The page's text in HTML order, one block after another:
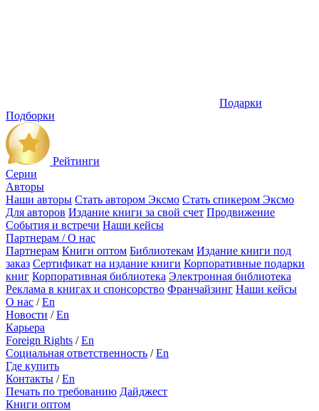
Подарки
Подборки
Рейтинги
Серии
Авторы
Наши авторы Стать автором Эксмо Стать спикером Эксмо
Для авторов Издание книги за свой счет Продвижение
События и встречи Наши кейсы
Партнерам / О нас
Партнерам Книги оптом Библиотекам Издание книги под
заказ Сертификат на издание книги Корпоративные подарки
книг Корпоративная библиотека Электронная библиотека
Реклама в книгах и спонсорство Франчайзинг Наши кейсы
О нас /En
Новости /En
Карьера
Foreign Rights /En
Социальная ответственность /En
Где купить
Контакты /En
Печать по требованию Дайджест
Книги оптом